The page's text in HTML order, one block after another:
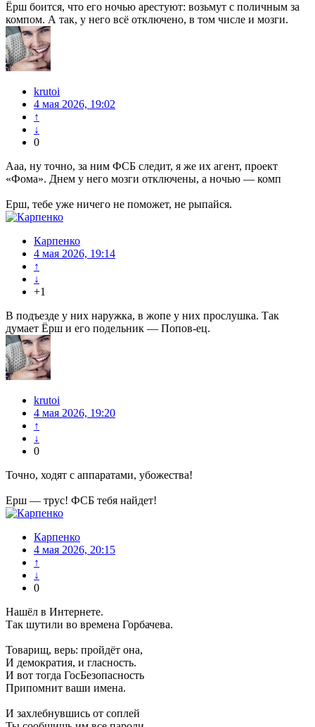
Ёрш боится, что его ночью арестуют: возьмут с поличным за
компом. А так, у него всё отключено, в том числе и мозги.
krutoi
4 мая 2026, 19:02
↑
↓
0
Ааа, ну точно, за ним ФСБ следит, я же их агент, проект
«Фома». Днем у него мозги отключены, а ночью — комп
Ерш, тебе уже ничего не поможет, не рыпайся.
Карпенко
4 мая 2026, 19:14
↑
↓
+1
В подъезде у них наружка, в жопе у них прослушка. Так
думает Ёрш и его подельник — Попов-ец.
krutoi
4 мая 2026, 19:20
↑
↓
0
Точно, ходят с аппаратами, убожества!
Ерш — трус! ФСБ тебя найдет!
Карпенко
4 мая 2026, 20:15
↑
↓
0
Нашёл в Интернете.
Так шутили во времена Горбачева.
Товарищ, верь: пройдёт она,
И демократия, и гласность.
И вот тогда ГосБезопасность
Припомнит ваши имена.
И захлебнувшись от соплей